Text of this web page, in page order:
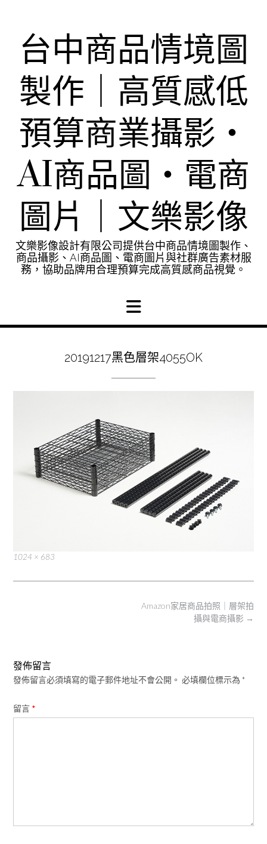
台中商品情境圖
製作｜高質感低
預算商業攝影・
AI商品圖・電商
圖片｜文樂影像
文樂影像設計有限公司提供台中商品情境圖製作、
商品攝影、AI商品圖、電商圖片與社群廣告素材服
務，協助品牌用合理預算完成高質感商品視覺。
20191217黑色層架4055OK
Full
1024 × 683
Amazon家居商品拍照｜層架拍
攝與電商攝影 →
發佈留言
發佈留言必須填寫的電子郵件地址不會公開。 必填欄位標示為 *
留言 *